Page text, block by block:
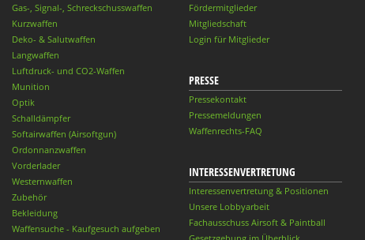
Gas-, Signal-, Schreckschusswaffen
Kurzwaffen
Deko- & Salutwaffen
Langwaffen
Luftdruck- und CO2-Waffen
Munition
Optik
Schalldämpfer
Softairwaffen (Airsoftgun)
Ordonnanzwaffen
Vorderlader
Westernwaffen
Zubehör
Bekleidung
Waffensuche - Kaufgesuch aufgeben
Fördermitglieder
Mitgliedschaft
Login für Mitglieder
PRESSE
Pressekontakt
Pressemeldungen
Waffenrechts-FAQ
INTERESSENVERTRETUNG
Interessenvertretung & Positionen
Unsere Lobbyarbeit
Fachausschuss Airsoft & Paintball